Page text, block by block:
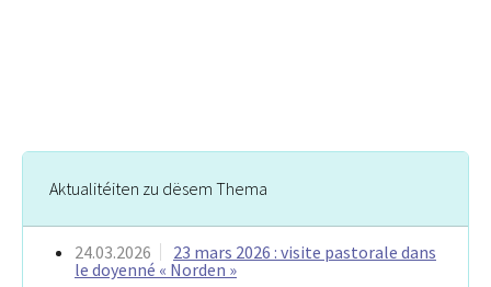
Aktualitéiten zu dësem Thema
24.03.2026
23 mars 2026 : visite pastorale dans
le doyenné « Norden »